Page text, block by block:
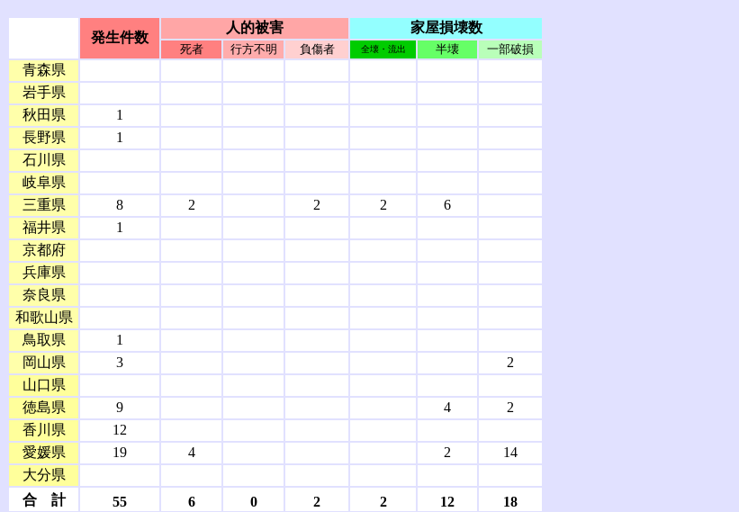
発生件数
人的被害 家屋損壊数
死者 行方不明 負傷者 全壊・流出 半壊 一部破損
青森県
岩手県
秋田県
1
長野県
1
石川県
岐阜県
三重県
8 2 2 2
6
福井県
1
京都府
兵庫県
奈良県
和歌山県
鳥取県
1
岡山県
3
2
山口県
徳島県
9 4
2
香川県
12
愛媛県
19 4 2
14
大分県
合 計
55 6 0 2 2 12 18